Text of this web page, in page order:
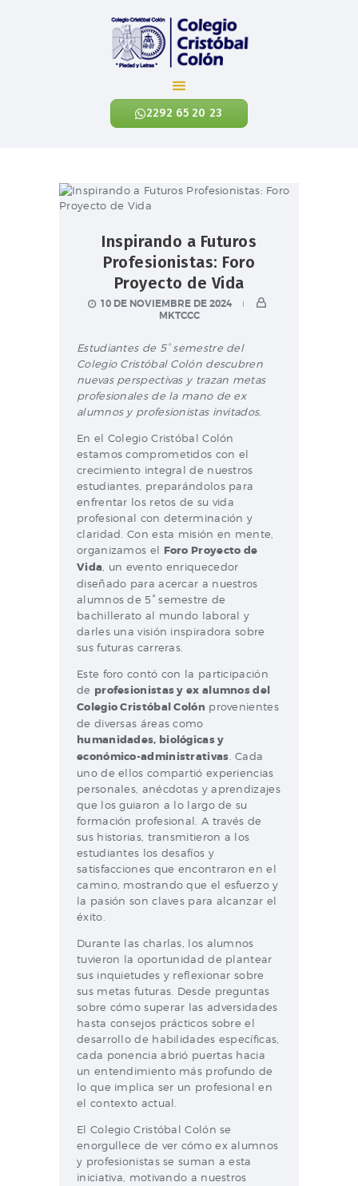
2292 65 20 23
Colegio Cristóbal Colón
REINVENTANDO LA EDUCACIÓN
NIVELES ACADÉMICOS
CONTÁCTANOS
NOTICIAS
ENLACES
Inspirando a Futuros
Profesionistas: Foro
Proyecto de Vida
10 DE NOVIEMBRE DE 2024
MKTCCC
Estudiantes de 5° semestre del
Colegio Cristóbal Colón descubren
nuevas perspectivas y trazan metas
profesionales de la mano de ex
alumnos y profesionistas invitados.
En el Colegio Cristóbal Colón
estamos comprometidos con el
crecimiento integral de nuestros
estudiantes, preparándolos para
enfrentar los retos de su vida
profesional con determinación y
claridad. Con esta misión en mente,
organizamos el Foro Proyecto de
Vida, un evento enriquecedor
diseñado para acercar a nuestros
alumnos de 5° semestre de
bachillerato al mundo laboral y
darles una visión inspiradora sobre
sus futuras carreras.
Este foro contó con la participación
de profesionistas y ex alumnos del
Colegio Cristóbal Colón provenientes
de diversas áreas como
humanidades, biológicas y
económico-administrativas. Cada
uno de ellos compartió experiencias
personales, anécdotas y aprendizajes
que los guiaron a lo largo de su
formación profesional. A través de
sus historias, transmitieron a los
estudiantes los desafíos y
satisfacciones que encontraron en el
camino, mostrando que el esfuerzo y
la pasión son claves para alcanzar el
éxito.
Durante las charlas, los alumnos
tuvieron la oportunidad de plantear
sus inquietudes y reflexionar sobre
sus metas futuras. Desde preguntas
sobre cómo superar las adversidades
hasta consejos prácticos sobre el
desarrollo de habilidades específicas,
cada ponencia abrió puertas hacia
un entendimiento más profundo de
lo que implica ser un profesional en
el contexto actual.
El Colegio Cristóbal Colón se
enorgullece de ver cómo ex alumnos
y profesionistas se suman a esta
iniciativa, motivando a nuestros